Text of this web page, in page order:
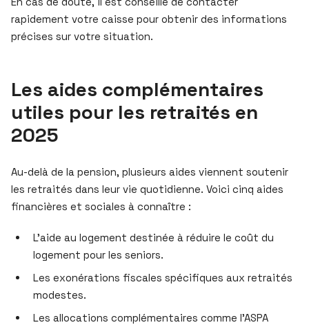
rapidement votre caisse pour obtenir des informations
précises sur votre situation.
Les aides complémentaires
utiles pour les retraités en
2025
Au-delà de la pension, plusieurs aides viennent soutenir
les retraités dans leur vie quotidienne. Voici cinq aides
financières et sociales à connaître :
L’aide au logement destinée à réduire le coût du
logement pour les seniors.
Les exonérations fiscales spécifiques aux retraités
modestes.
Les allocations complémentaires comme l’ASPA